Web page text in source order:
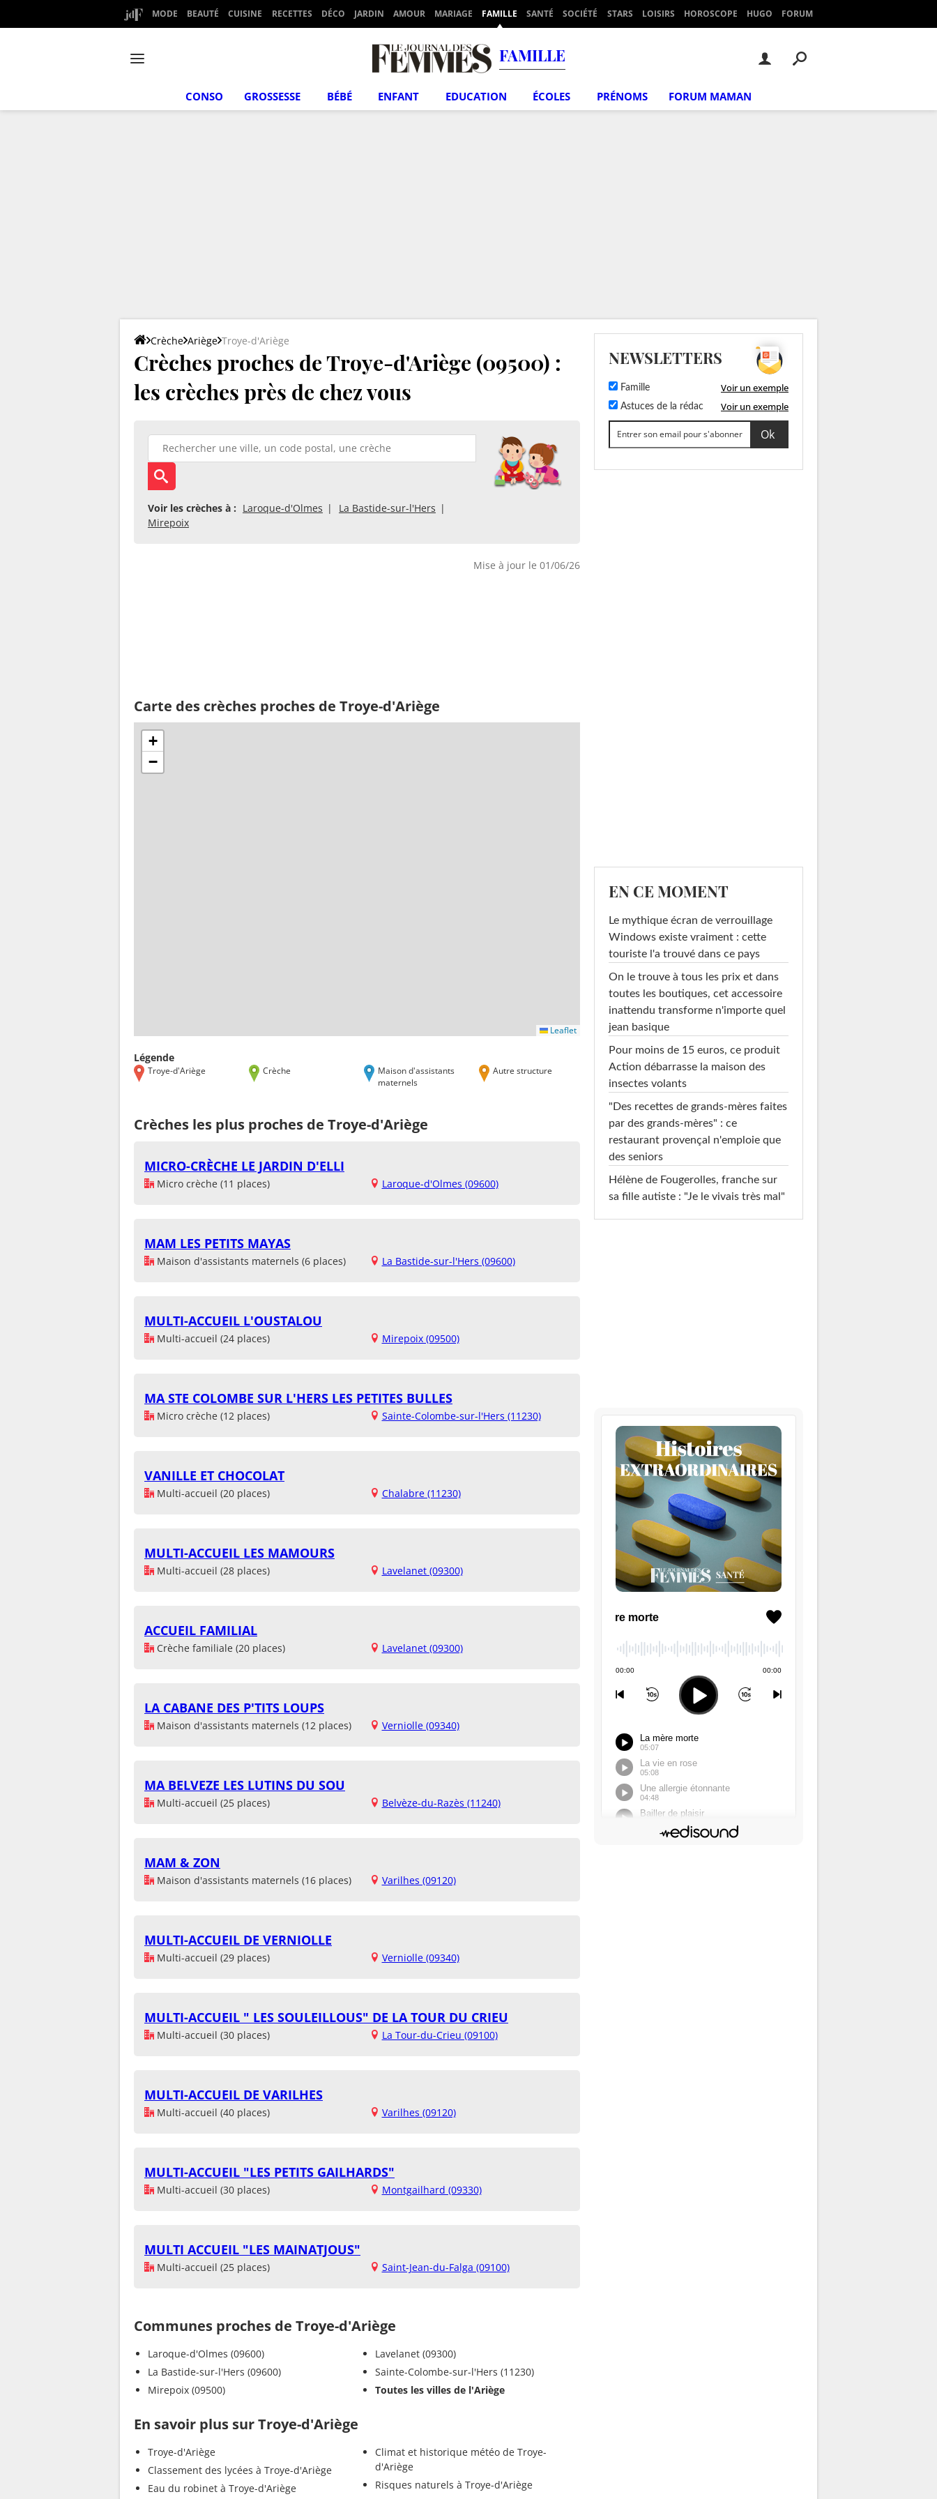
MODE BEAUTÉ CUISINE RECETTES DÉCO JARDIN AMOUR MARIAGE FAMILLE SANTÉ SOCIÉTÉ STARS LOISIRS HOROSCOPE HUGO FORUM
FAMILLE
CONSO GROSSESSE BÉBÉ ENFANT EDUCATION ÉCOLES PRÉNOMS FORUM MAMAN
Crèche Ariège Troye-d'Ariège
Crèches proches de Troye-d'Ariège (09500) :
les crèches près de chez vous
Voir les crèches à : Laroque-d'Olmes
La Bastide-sur-l'Hers
Mirepoix
Mise à jour le 01/06/26
Carte des crèches proches de Troye-d'Ariège
+
−
Leaflet
Légende
Troye-d'Ariège Crèche
Maison d'assistants
maternels
Autre structure
Crèches les plus proches de Troye-d'Ariège
MICRO-CRÈCHE LE JARDIN D'ELLI
Micro crèche (11 places) Laroque-d'Olmes (09600)
MAM LES PETITS MAYAS
Maison d'assistants maternels (6 places) La Bastide-sur-l'Hers (09600)
MULTI-ACCUEIL L'OUSTALOU
Multi-accueil (24 places) Mirepoix (09500)
MA STE COLOMBE SUR L'HERS LES PETITES BULLES
Micro crèche (12 places) Sainte-Colombe-sur-l'Hers (11230)
VANILLE ET CHOCOLAT
Multi-accueil (20 places) Chalabre (11230)
MULTI-ACCUEIL LES MAMOURS
Multi-accueil (28 places) Lavelanet (09300)
ACCUEIL FAMILIAL
Crèche familiale (20 places) Lavelanet (09300)
LA CABANE DES P'TITS LOUPS
Maison d'assistants maternels (12 places) Verniolle (09340)
MA BELVEZE LES LUTINS DU SOU
Multi-accueil (25 places) Belvèze-du-Razès (11240)
MAM & ZON
Maison d'assistants maternels (16 places) Varilhes (09120)
MULTI-ACCUEIL DE VERNIOLLE
Multi-accueil (29 places) Verniolle (09340)
MULTI-ACCUEIL " LES SOULEILLOUS" DE LA TOUR DU CRIEU
Multi-accueil (30 places) La Tour-du-Crieu (09100)
MULTI-ACCUEIL DE VARILHES
Multi-accueil (40 places) Varilhes (09120)
MULTI-ACCUEIL "LES PETITS GAILHARDS"
Multi-accueil (30 places) Montgailhard (09330)
MULTI ACCUEIL "LES MAINATJOUS"
Multi-accueil (25 places) Saint-Jean-du-Falga (09100)
Communes proches de Troye-d'Ariège
Laroque-d'Olmes (09600)
La Bastide-sur-l'Hers (09600)
Mirepoix (09500)
Lavelanet (09300)
Sainte-Colombe-sur-l'Hers (11230)
Toutes les villes de l'Ariège
En savoir plus sur Troye-d'Ariège
Troye-d'Ariège
Classement des lycées à Troye-d'Ariège
Eau du robinet à Troye-d'Ariège
Climat et historique météo de Troye-
d'Ariège
Risques naturels à Troye-d'Ariège
NEWSLETTERS
Famille Voir un exemple
Astuces de la rédac Voir un exemple
EN CE MOMENT
Le mythique écran de verrouillage
Windows existe vraiment : cette
touriste l'a trouvé dans ce pays
On le trouve à tous les prix et dans
toutes les boutiques, cet accessoire
inattendu transforme n'importe quel
jean basique
Pour moins de 15 euros, ce produit
Action débarrasse la maison des
insectes volants
"Des recettes de grands-mères faites
par des grands-mères" : ce
restaurant provençal n'emploie que
des seniors
Hélène de Fougerolles, franche sur
sa fille autiste : "Je le vivais très mal"